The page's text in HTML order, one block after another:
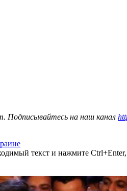
Подписывайтесь на наш канал
текст и нажмите